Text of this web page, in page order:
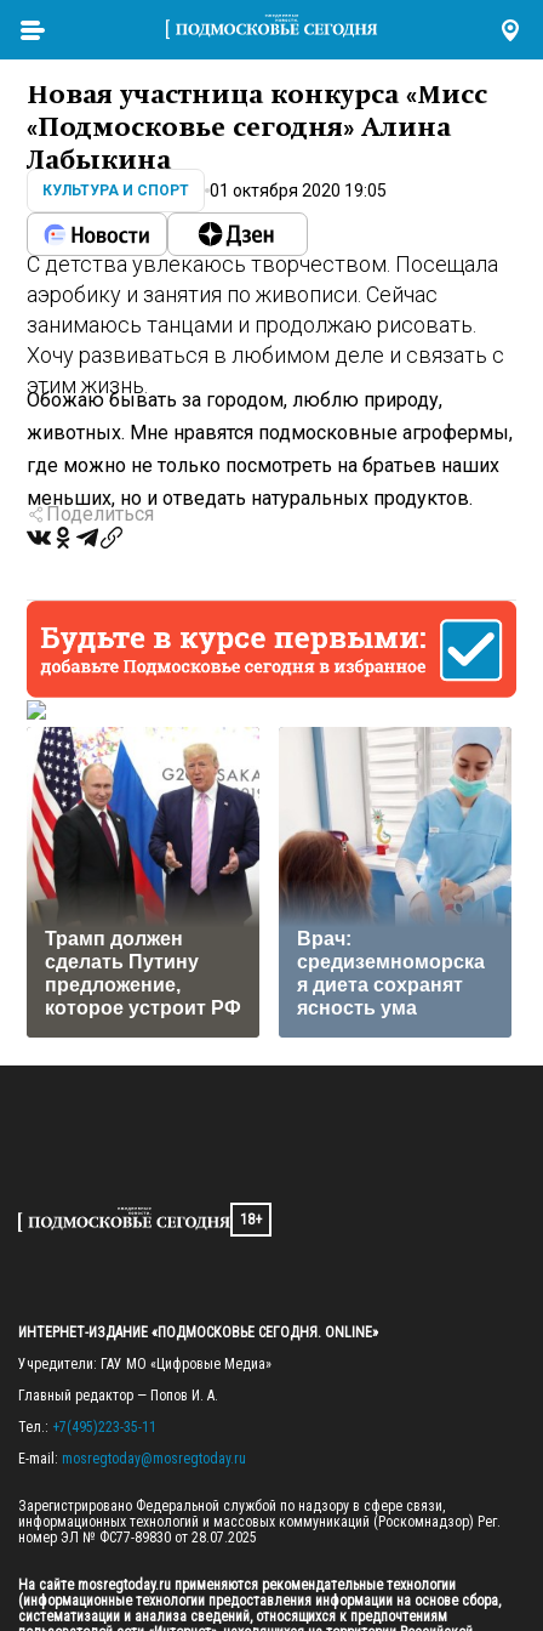
Новая участница конкурса «Мисс
«Подмосковье сегодня» Алина
Лабыкина
КУЛЬТУРА И СПОРТ 01 октября 2020 19:05
С детства увлекаюсь творчеством. Посещала
аэробику и занятия по живописи. Сейчас
занимаюсь танцами и продолжаю рисовать.
Хочу развиваться в любимом деле и связать с
этим жизнь.
Обожаю бывать за городом, люблю природу,
животных. Мне нравятся подмосковные агрофермы,
где можно не только посмотреть на братьев наших
меньших, но и отведать натуральных продуктов.
Поделиться
Трамп должен
сделать Путину
предложение,
которое устроит РФ
Врач:
средиземноморска
я диета сохранят
ясность ума
18+
ИНТЕРНЕТ-ИЗДАНИЕ «ПОДМОСКОВЬЕ СЕГОДНЯ. ONLINE»
Учредители: ГАУ МО «Цифровые Медиа»
Главный редактор — Попов И. А.
Тел.: +7(495)223-35-11
E-mail: mosregtoday@mosregtoday.ru
Зарегистрировано Федеральной службой по надзору в сфере связи,
информационных технологий и массовых коммуникаций (Роскомнадзор) Рег.
номер ЭЛ № ФС77-89830 от 28.07.2025
На сайте mosregtoday.ru применяются рекомендательные технологии
(информационные технологии предоставления информации на основе сбора,
систематизации и анализа сведений, относящихся к предпочтениям